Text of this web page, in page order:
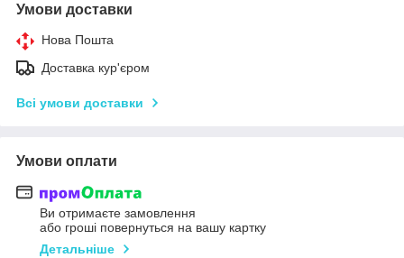
Умови доставки
Нова Пошта
Доставка кур'єром
Всі умови доставки
Умови оплати
Ви отримаєте замовлення
або гроші повернуться на вашу картку
Детальніше